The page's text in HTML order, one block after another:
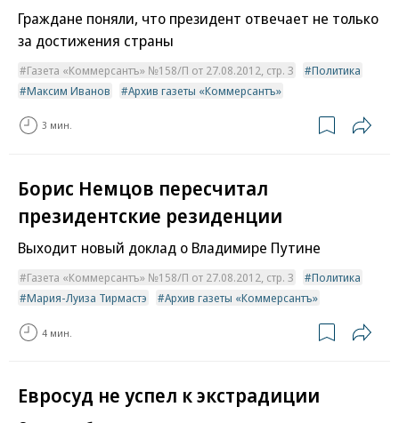
Граждане поняли, что президент отвечает не только
за достижения страны
Газета «Коммерсантъ» №158/П от 27.08.2012, стр. 3
Политика
Максим Иванов
Архив газеты «Коммерсантъ»
3 мин.
Борис Немцов пересчитал
президентские резиденции
Выходит новый доклад о Владимире Путине
Газета «Коммерсантъ» №158/П от 27.08.2012, стр. 3
Политика
Мария-Луиза Тирмастэ
Архив газеты «Коммерсантъ»
4 мин.
Евросуд не успел к экстрадиции